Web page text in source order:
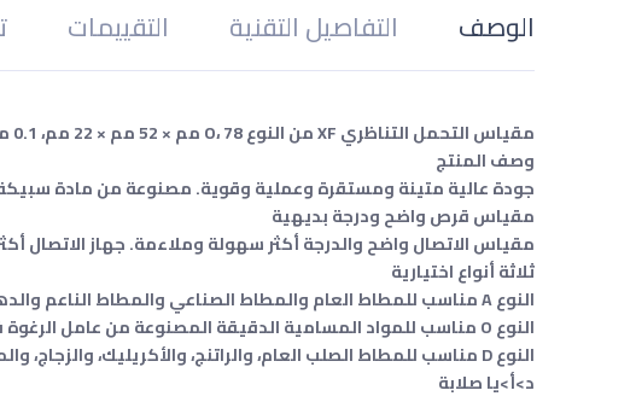
الوصف التفاصيل التقنية التقييمات
مقياس التحمل التناظري XF من النوع O، 78 مم × 52 مم × 22 مم، 0.1 مم
وصف المنتج
جودة عالية متينة ومستقرة وعملية وقوية. مصنوعة من مادة
مقياس قرص واضح ودرجة بديهية
مقياس الاتصال واضح والدرجة أكثر سهولة وملاءمة. جهاز الاتصال
ثلاثة أنواع اختيارية
النوع A مناسب للمطاط العام والمطاط الصناعي والمطاط الناعم والدهون المتعددة والجلود والشمع وما إلى ذلك.
النوع O مناسب للمواد المسامية الدقيقة المصنوعة من عامل الرغوة في البلاستيك.
النوع D مناسب للمطاط الصلب العام، والراتنج، والأكريليك، والزجاج، والمطاط الحراري، ولوحة الطباعة، والألياف وما إلى ذلك.
د>أ>يا صلابة